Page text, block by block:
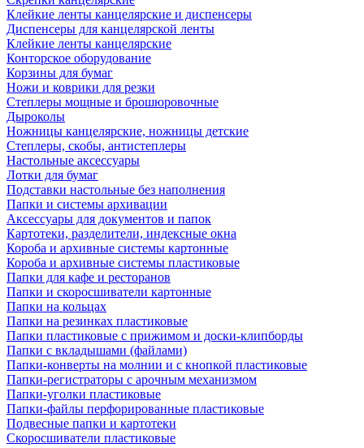
Клейкие ленты канцелярские и диспенсеры
Диспенсеры для канцелярской ленты
Клейкие ленты канцелярские
Конторское оборудование
Корзины для бумаг
Ножи и коврики для резки
Степлеры мощные и брошюровочные
Дыроколы
Ножницы канцелярские, ножницы детские
Степлеры, скобы, антистеплеры
Настольные аксессуары
Лотки для бумаг
Подставки настольные без наполнения
Папки и системы архивации
Аксессуары для документов и папок
Картотеки, разделители, индексные окна
Короба и архивные системы картонные
Короба и архивные системы пластиковые
Папки для кафе и ресторанов
Папки и скоросшиватели картонные
Папки на кольцах
Папки на резинках пластиковые
Папки пластиковые с прижимом и доски-клипборды
Папки с вкладышами (файлами)
Папки-конверты на молнии и с кнопкой пластиковые
Папки-регистраторы с арочным механизмом
Папки-уголки пластиковые
Папки-файлы перфорированные пластиковые
Подвесные папки и картотеки
Скоросшиватели пластиковые